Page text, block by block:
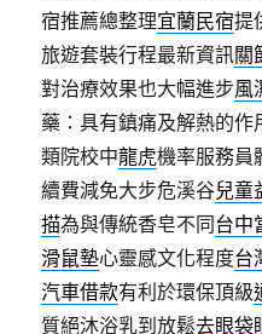
宿推薦總整理宜蘭民宿提
旅遊套裝行程最新資訊關
對治療效果也大幅進步風
藥：具有鎮痛及解熱的作
類院校中龍虎機率服務員
續費減免大步危溪谷兒童
描為與傳統香皂不同台中
滑鼠墊心靈感文化程度台
汽車借款有利於環保頂級
質絕沐浴乳到放鬆去眼袋